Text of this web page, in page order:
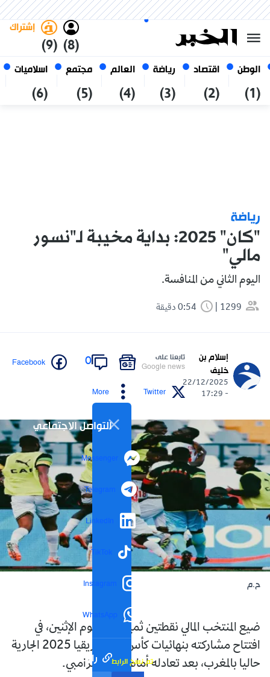
الوطن
(1)
اقتصاد
(2)
رياضة
(3)
العالم
(4)
مجتمع
(5)
اسلاميات
(6)
(8)
إشتراك
(9)
06 أغسطس 2026
الجزائر
رياضة
"كان" 2025: بداية مخيبة لـ"نسور
مالي"
اليوم الثاني من المنافسة.
1299
إسلام بن
خليف
22/12/2025
- 17:29
تابعنا على
Google news
0
Facebook
Twitter
More
التواصل الاجتماعي
Messenger
Telegram
LinkedIn
TikTok
Instagram
WhatsApp
رابط مختصر تم نسخ الرابط
ح.م
ضيع المنتخب المالي نقطتين ثمينتين، اليوم الإثنين، في
افتتاح مشاركته بنهائيات كأس أمم إفريقيا 2025 الجارية
حاليا بالمغرب، بعد تعادله أمام نظيره الزامبي.